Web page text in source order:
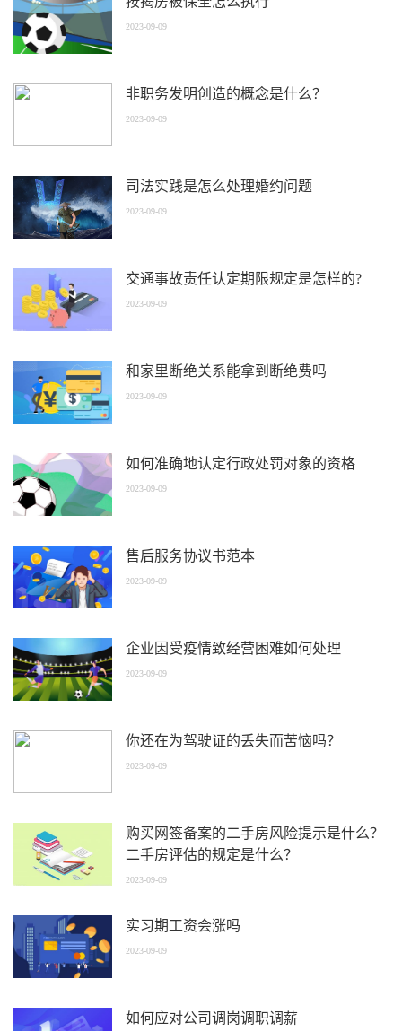
2023-09-09
非职务发明创造的概念是什么？
2023-09-09
司法实践是怎么处理婚约问题
2023-09-09
交通事故责任认定期限规定是怎样的?
2023-09-09
和家里断绝关系能拿到断绝费吗
2023-09-09
如何准确地认定行政处罚对象的资格
2023-09-09
售后服务协议书范本
2023-09-09
企业因受疫情致经营困难如何处理
2023-09-09
你还在为驾驶证的丢失而苦恼吗？
2023-09-09
购买网签备案的二手房风险提示是什么？
二手房评估的规定是什么？
2023-09-09
实习期工资会涨吗
2023-09-09
如何应对公司调岗调职调薪